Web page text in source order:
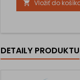
 Vložiť do
DETAILY PRODUKTU